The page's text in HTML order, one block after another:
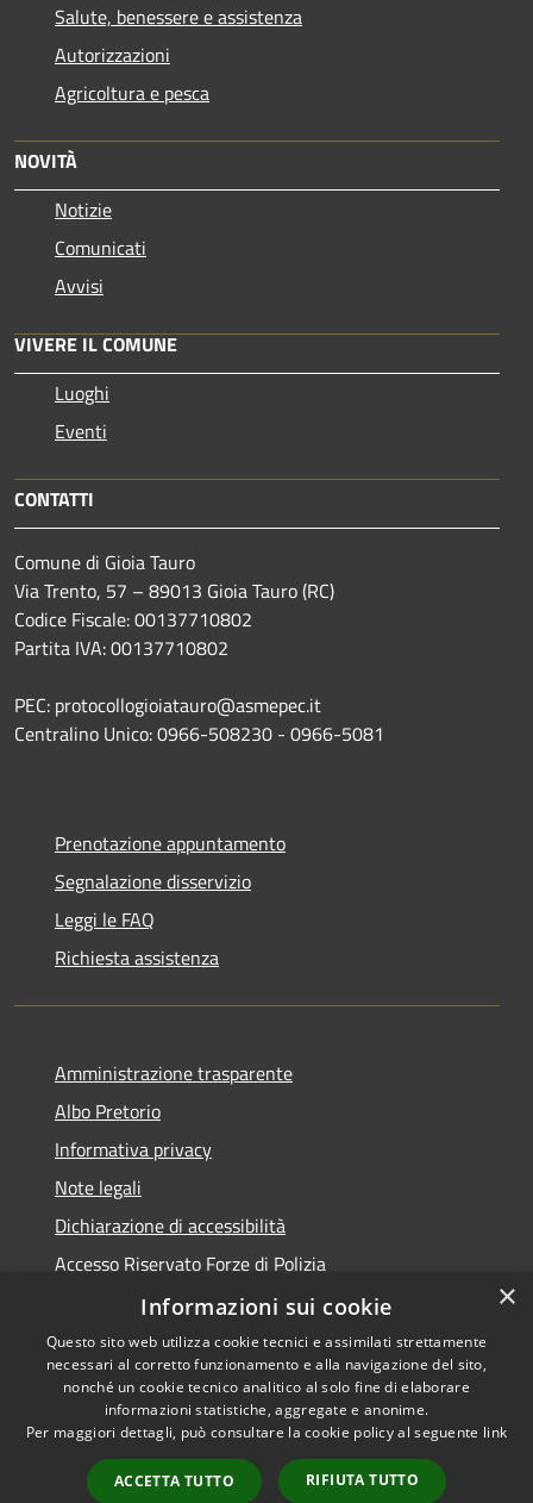
Salute, benessere e assistenza
Autorizzazioni
Agricoltura e pesca
NOVITÀ
Notizie
Comunicati
Avvisi
VIVERE IL COMUNE
Luoghi
Eventi
CONTATTI
Comune di Gioia Tauro
Via Trento, 57 – 89013 Gioia Tauro (RC)
Codice Fiscale: 00137710802
Partita IVA: 00137710802
PEC: protocollogioiatauro@asmepec.it
Centralino Unico: 0966-508230 - 0966-5081
Prenotazione appuntamento
Segnalazione disservizio
Leggi le FAQ
Richiesta assistenza
Amministrazione trasparente
Albo Pretorio
Informativa privacy
Note legali
Dichiarazione di accessibilità
Accesso Riservato Forze di Polizia
Archivio vecchio sito
RSS
Accessibilità
Copyright © 2026 • Comune di
Municipium•
Accesso
×
Informazioni sui cookie
Questo sito web utilizza cookie tecnici e assimilati strettamente
necessari al corretto funzionamento e alla navigazione del sito,
nonché un cookie tecnico analitico al solo fine di elaborare
informazioni statistiche, aggregate e anonime.
Per maggiori dettagli, può consultare la cookie policy al seguente link
ACCETTA TUTTO RIFIUTA TUTTO